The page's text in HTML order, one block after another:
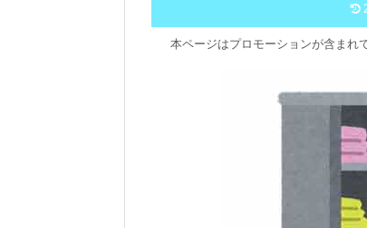
本ページはプロモーションが含まれ